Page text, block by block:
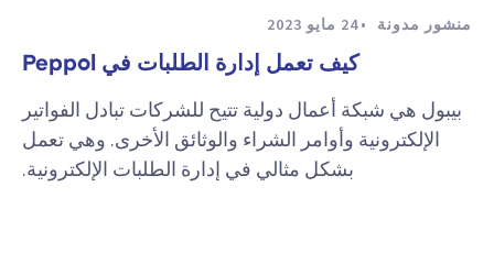
منشور مدونة 24 مايو 2023
كيف تعمل إدارة الطلبات في Peppol
بيبول هي شبكة أعمال دولية تتيح للشركات تبادل الفواتير
الإلكترونية وأوامر الشراء والوثائق الأخرى. وهي تعمل
بشكل مثالي في إدارة الطلبات الإلكترونية.